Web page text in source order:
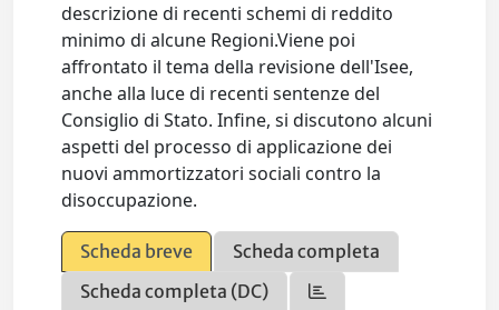
descrizione di recenti schemi di reddito
minimo di alcune Regioni.Viene poi
affrontato il tema della revisione dell'Isee,
anche alla luce di recenti sentenze del
Consiglio di Stato. Infine, si discutono alcuni
aspetti del processo di applicazione dei
nuovi ammortizzatori sociali contro la
disoccupazione.
Scheda breve
Scheda completa
Scheda completa (DC)